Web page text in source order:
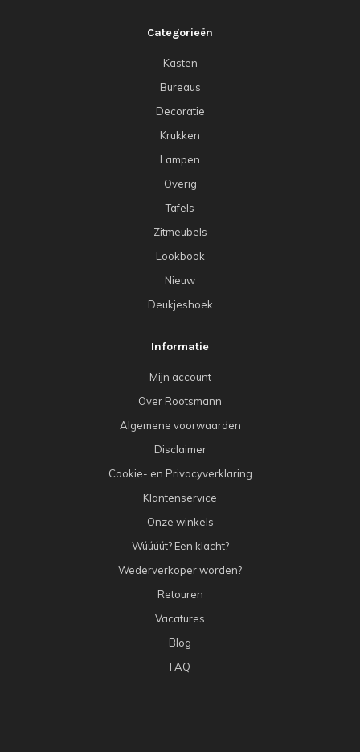
Categorieën
Kasten
Bureaus
Decoratie
Krukken
Lampen
Overig
Tafels
Zitmeubels
Lookbook
Nieuw
Deukjeshoek
Informatie
Mijn account
Over Rootsmann
Algemene voorwaarden
Disclaimer
Cookie- en Privacyverklaring
Klantenservice
Onze winkels
Wúúúút? Een klacht?
Wederverkoper worden?
Retouren
Vacatures
Blog
FAQ